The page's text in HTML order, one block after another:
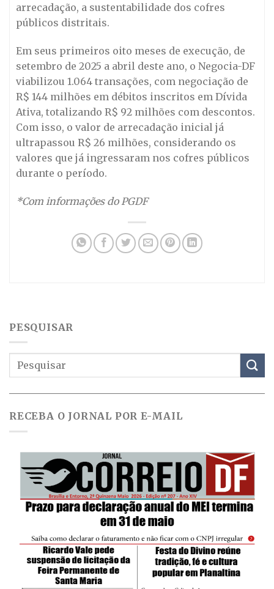
arrecadação, a sustentabilidade dos cofres
públicos distritais.
Em seus primeiros oito meses de execução, de
setembro de 2025 a abril deste ano, o Negocia-DF
viabilizou 1.064 transações, com negociação de
R$ 144 milhões em débitos inscritos em Dívida
Ativa, totalizando R$ 92 milhões com descontos.
Com isso, o valor de arrecadação inicial já
ultrapassou R$ 26 milhões, considerando os
valores que já ingressaram nos cofres públicos
durante o período.
*Com informações do PGDF
PESQUISAR
RECEBA O JORNAL POR E-MAIL